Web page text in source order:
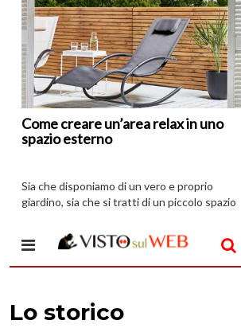
Come creare un’area relax in uno
spazio esterno
Sia che disponiamo di un vero e proprio
giardino, sia che si tratti di un piccolo spazio